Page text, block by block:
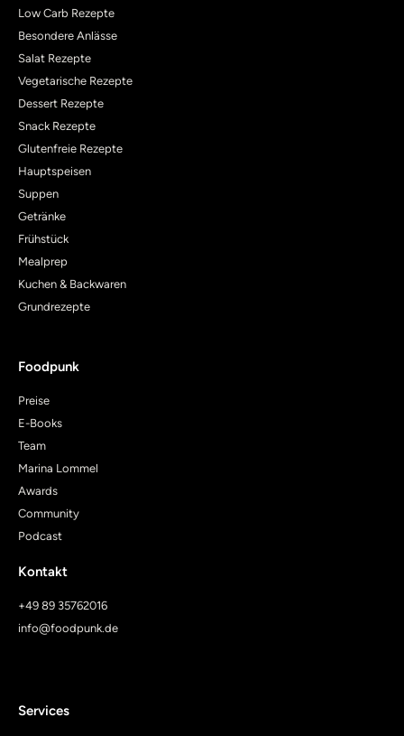
Low Carb Rezepte
Besondere Anlässe
Salat Rezepte
Vegetarische Rezepte
Dessert Rezepte
Snack Rezepte
Glutenfreie Rezepte
Hauptspeisen
Suppen
Getränke
Frühstück
Mealprep
Kuchen & Backwaren
Grundrezepte
Foodpunk
Preise
E-Books
Team
Marina Lommel
Awards
Community
Podcast
Kontakt
+49 89 35762016
info@foodpunk.de
Services